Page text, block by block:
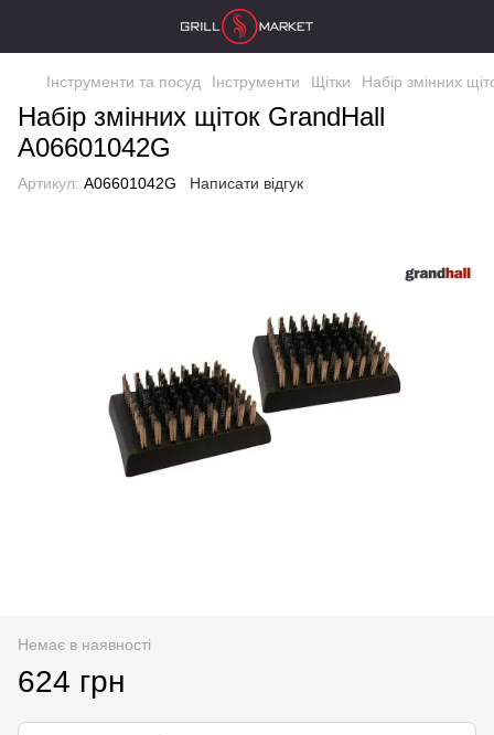
Інструменти та посуд Інструменти Щітки Набір змінних
Набір змінних щіток GrandHall
A06601042G
Артикул: A06601042G Написати відгук
Немає в наявності
624 грн